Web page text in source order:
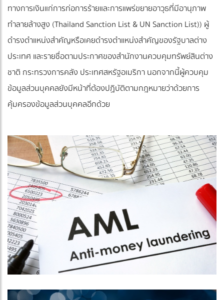
ทางการเงินแก่การก่อการร้ายและการแพร่ขยายอาวุธที่มีอานุภาพ
ทำลายล้างสูง (Thailand Sanction List & UN Sanction List)) ผู้
ดำรงตำแหน่งสำคัญหรือเคยดำรงตำแหน่งสำคัญของรัฐบาลต่าง
ประเทศ และรายชื่อตามประกาศของสำนักงานควบคุมทรัพย์สินต่าง
ชาติ กระทรวงการคลัง ประเทศสหรัฐอเมริกา นอกจากนี้ผู้ควบคุม
ข้อมูลส่วนบุคคลยังมีหน้าที่ต้องปฏิบัติตามกฎหมายว่าด้วยการ
คุ้มครองข้อมูลส่วนบุคคลอีกด้วย